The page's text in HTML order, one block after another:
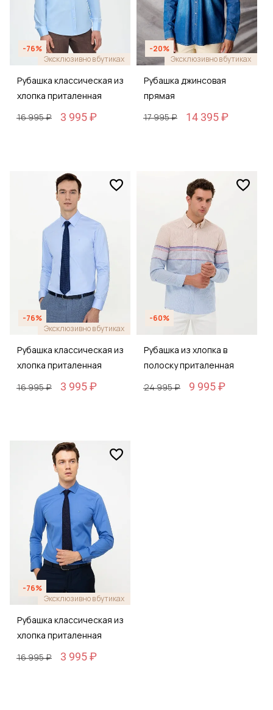
-76%
Эксклюзивно в бутиках
Рубашка классическая из
хлопка приталенная
16 995 ₽
3 995 ₽
-20%
Эксклюзивно в бутиках
Рубашка джинсовая
прямая
17 995 ₽
14 395 ₽
-76%
Эксклюзивно в бутиках
Рубашка классическая из
хлопка приталенная
16 995 ₽
3 995 ₽
-60%
Рубашка из хлопка в
полоску приталенная
24 995 ₽
9 995 ₽
-76%
Эксклюзивно в бутиках
Рубашка классическая из
хлопка приталенная
16 995 ₽
3 995 ₽